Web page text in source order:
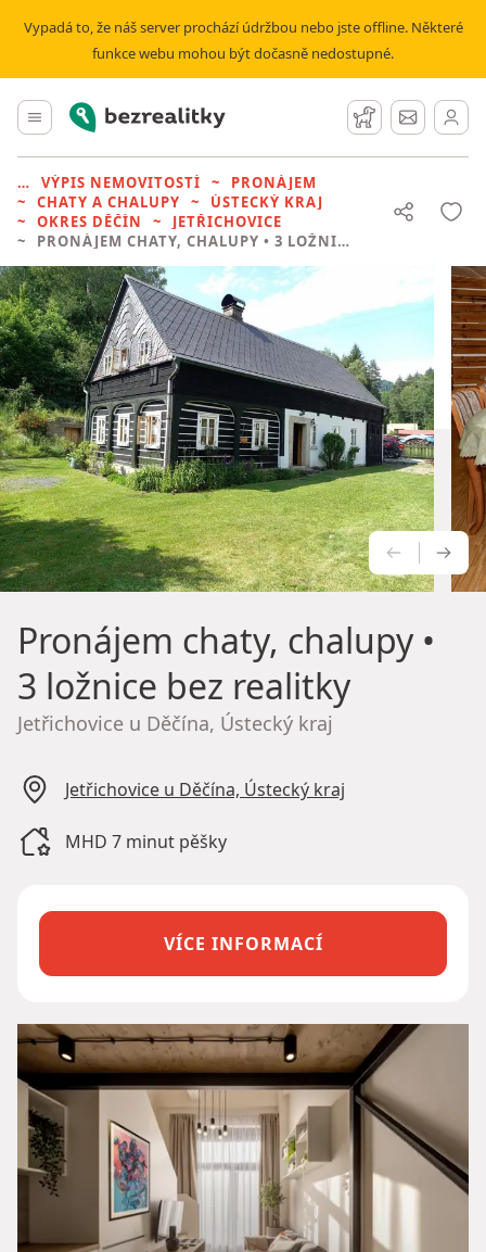
Vypadá to, že náš server prochází údržbou nebo jste offline. Některé
funkce webu mohou být dočasně nedostupné.
Hlavní menu
Bezrealitky Hlídací pes
Zprávy
VÝPIS NEMOVITOSTÍ
PRONÁJEM
CHATY A CHALUPY
ÚSTECKÝ KRAJ
OKRES DĚČÍN
JETŘICHOVICE
PRONÁJEM CHATY, CHALUPY • 3 LOŽNICE BEZ REALITKY
Pronájem chaty, chalupy•
3 ložnice bez realitky
Jetřichovice u Děčína, Ústecký kraj
Jetřichovice u Děčína, Ústecký kraj
MHD 7 minut pěšky
VÍCE INFORMACÍ